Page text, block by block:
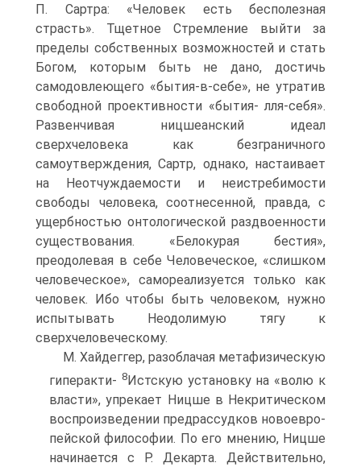
П. Сартра: «Человек есть бесполезная
страсть». Тщетное Стремление выйти за
пределы собственных возможностей и стать
Богом, которым быть не дано, достичь
самодовлеющего «бытия-в-себе», не утратив
свободной проективности «бытия- лля-себя».
Развенчивая ницшеанский идеал
сверхчеловека как безграничного
самоутверждения, Сартр, однако, настаивает
на Неотчуждаемости и неистребимости
свободы человека, соотнесенной, правда, с
ущербностью онтологической раздвоенности
существования. «Белокурая бестия»,
преодолевая в себе Человеческое, «слишком
человеческое», самореализуется только как
человек. Ибо чтобы быть человеком, нужно
испытывать Неодолимую тягу к
сверхчеловеческому.
М. Хайдеггер, разоблачая метафизическую
гиперакти- 8Истскую установку на «волю к
власти», упрекает Ницше в Некритическом
воспроизведении предрассудков новоевро-
пейской философии. По его мнению, Ницше
начинается с Р. Декарта. Действительно,